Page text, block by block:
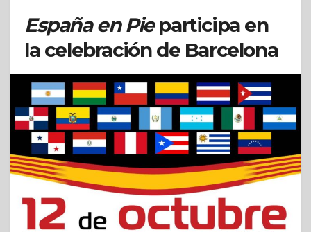
España en Pieparticipa en
la celebración de Barcelona